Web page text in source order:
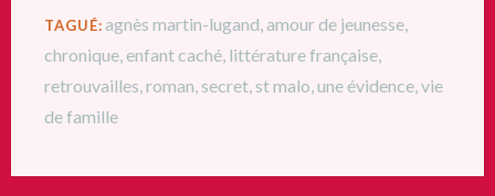
TAGUÉ: agnès martin-lugand,amour de jeunesse,
chronique,enfant caché, littérature française,
retrouvailles,roman, secret, st malo,une évidence,vie
de famille